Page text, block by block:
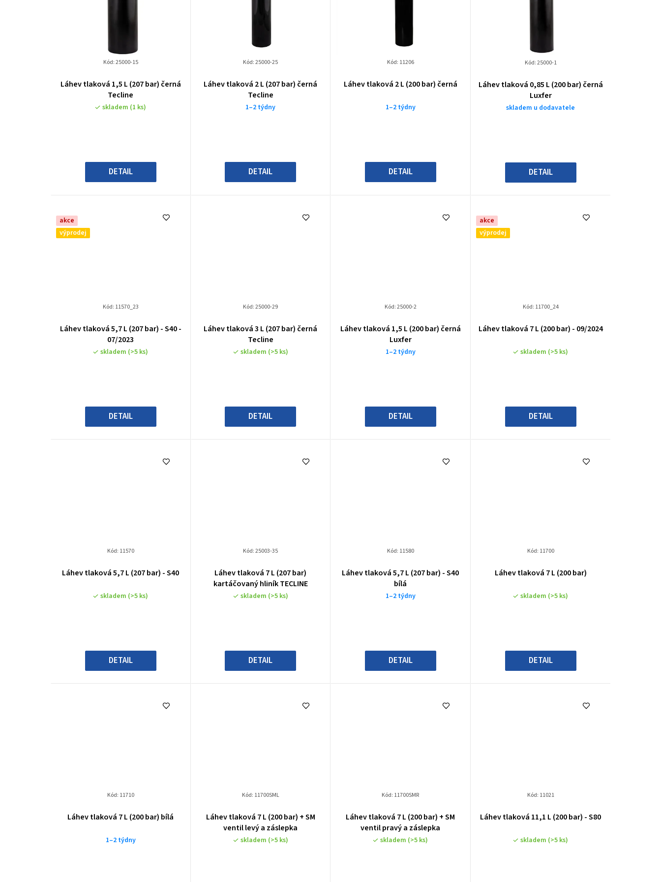
ů
Láhev tlaková 1,5 L (207 bar) černá
Tecline
skladem (1 ks)
DETAIL
Kód:25000-15
Láhev tlaková 2 L (207 bar) černá
Tecline
1–2 týdny
DETAIL
Kód:25000-25
Láhev tlaková 2 L (200 bar) černá
1–2 týdny
DETAIL
Kód: 11206
Láhev tlaková 0,85 L (200 bar) černá
Luxfer
skladem u dodavatele
DETAIL
Kód:25000-1
akce
výprodej
Láhev tlaková 5,7 L (207 bar) - S40 -
07/2023
skladem (>5 ks)
DETAIL
Kód: 11570_23
Láhev tlaková 3 L (207 bar) černá
Tecline
skladem (>5 ks)
DETAIL
Kód:25000-29
Láhev tlaková 1,5 L (200 bar) černá
Luxfer
1–2 týdny
DETAIL
Kód:25000-2
akce
výprodej
Láhev tlaková 7 L (200 bar) - 09/2024
skladem (>5 ks)
DETAIL
Kód: 11700_24
Láhev tlaková 5,7 L (207 bar) - S40
hodnocení
je
skladem (>5 ks)
DETAIL
Kód: 11570
Láhev tlaková 7 L (207 bar)
kartáčovaný hliník TECLINE
skladem (>5 ks)
DETAIL
Kód:25003-35
Láhev tlaková 5,7 L (207 bar) - S40
bílá
1–2 týdny
DETAIL
Kód: 11580
Láhev tlaková 7 L (200 bar)
skladem (>5 ks)
DETAIL
Kód: 11700
Láhev tlaková 7 L (200 bar) bílá
1–2 týdny
Kód: 11710
Láhev tlaková 7 L (200 bar) + SM
ventil levý a záslepka
skladem (>5 ks)
Kód: 11700SML
Láhev tlaková 7 L (200 bar) + SM
ventil pravý a záslepka
skladem (>5 ks)
Kód: 11700SMR
Láhev tlaková 11,1 L (200 bar) - S80
skladem (>5 ks)
Kód: 11021